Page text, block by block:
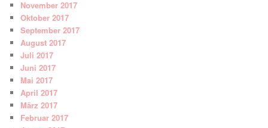
November 2017
Oktober 2017
September 2017
August 2017
Juli 2017
Juni 2017
Mai 2017
April 2017
März 2017
Februar 2017